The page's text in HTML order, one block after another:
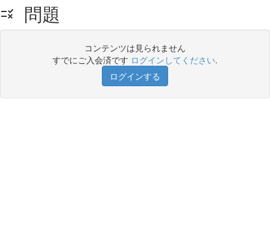
問題
コンテンツは見られません
すでにご入会済です ログインしてください.
ログインする